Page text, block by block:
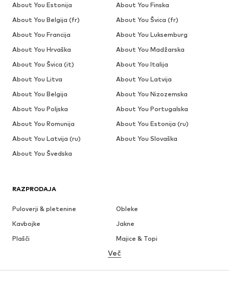
RAZPRODAJA
Puloverji & pletenine
Obleke
Kavbojke
Jakne
Plašči
Majice & Topi
Perilo
Več
About You Estonija
About You Finska
About You Belgija (fr)
About You Švica (fr)
About You Francija
About You Luksemburg
About You Hrvaška
About You Madžarska
About You Švica (it)
About You Italija
About You Litva
About You Latvija
About You Belgija
About You Nizozemska
About You Poljska
About You Portugalska
About You Romunija
About You Estonija (ru)
About You Latvija (ru)
About You Slovaška
About You Švedska